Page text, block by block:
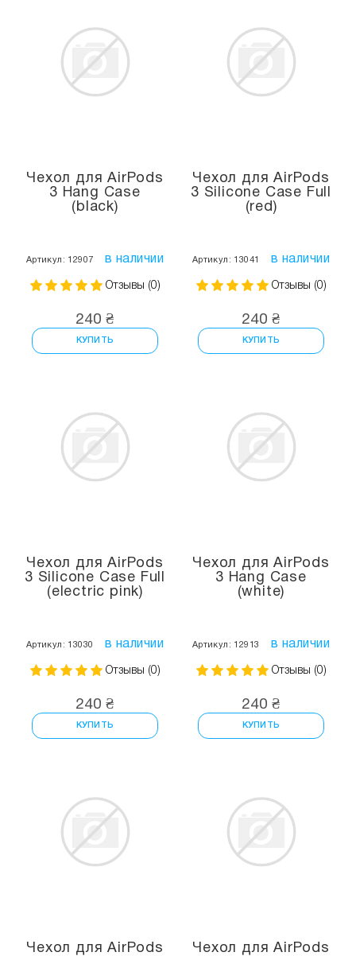
Чехол для AirPods
3 Hang Case
(black)
Артикул: 12907 в наличии
Отзывы (0)
240 ₴
КУПИТЬ
Чехол для AirPods
3 Silicone Case Full
(red)
Артикул: 13041 в наличии
Отзывы (0)
240 ₴
КУПИТЬ
Чехол для AirPods
3 Silicone Case Full
(electric pink)
Артикул: 13030 в наличии
Отзывы (0)
240 ₴
КУПИТЬ
Чехол для AirPods
3 Hang Case
(white)
Артикул: 12913 в наличии
Отзывы (0)
240 ₴
КУПИТЬ
Чехол для AirPods Чехол для AirPods